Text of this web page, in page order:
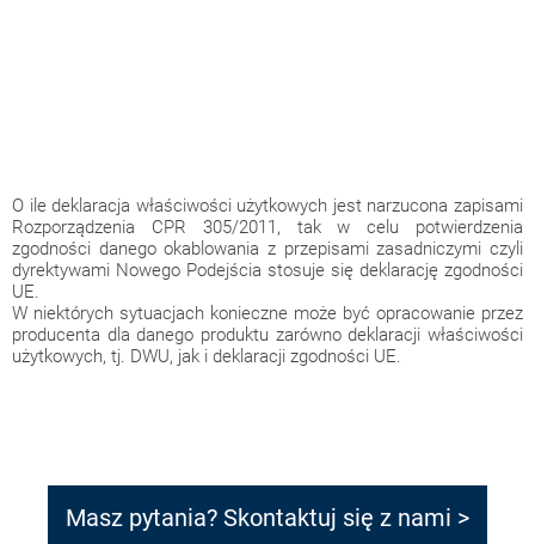
O ile deklaracja właściwości użytkowych jest narzucona zapisami
Rozporządzenia CPR 305/2011, tak w celu potwierdzenia
zgodności danego okablowania z przepisami zasadniczymi czyli
dyrektywami Nowego Podejścia stosuje się deklarację zgodności
UE.
W niektórych sytuacjach konieczne może być opracowanie przez
producenta dla danego produktu zarówno deklaracji właściwości
użytkowych, tj. DWU, jak i deklaracji zgodności UE.
Masz pytania? Skontaktuj się z nami >